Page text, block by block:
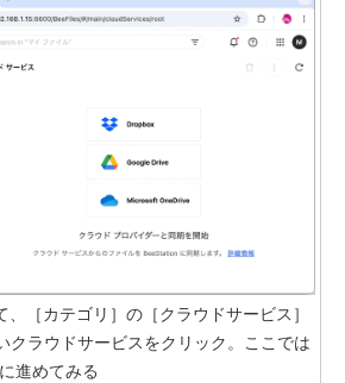
［カテゴリ］の［クラウドサービス］
クラウドサービスをクリック。ここでは
進めてみる